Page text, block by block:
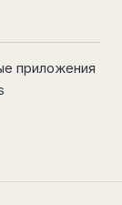
приложения